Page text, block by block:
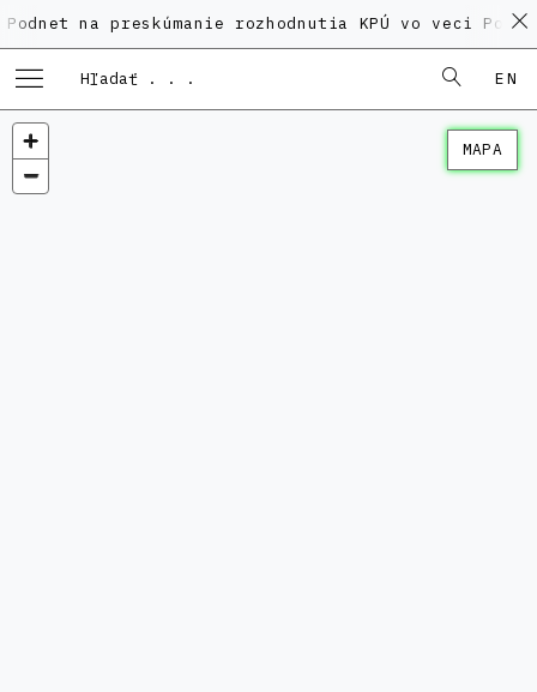
preskúmanie rozhodnutia KPÚ vo veci
EN
MAPA